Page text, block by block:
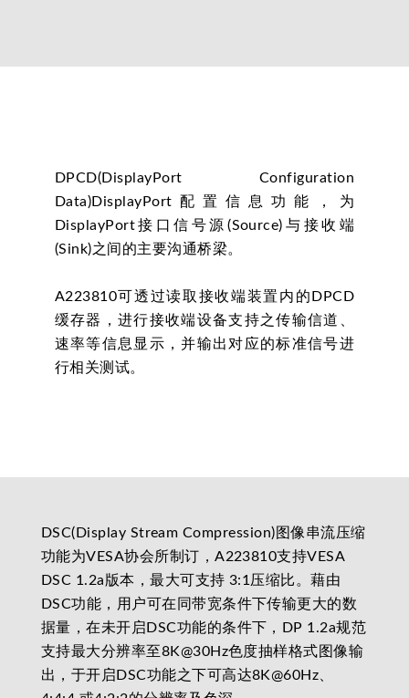
DPCD(DisplayPort Configuration
Data)DisplayPort配置信息功能，为
DisplayPort接口信号源(Source)与接收端
(Sink)之间的主要沟通桥梁。
A223810可透过读取接收端装置内的DPCD
缓存器，进行接收端设备支持之传输信道、
速率等信息显示，并输出对应的标准信号进
行相关测试。
DSC(Display Stream Compression)图像串流压缩
功能为VESA协会所制订，A223810支持VESA
DSC 1.2a版本，最大可支持 3:1压缩比。藉由
DSC功能，用户可在同带宽条件下传输更大的数
据量，在未开启DSC功能的条件下，DP 1.2a规范
支持最大分辨率至8K@30Hz色度抽样格式图像输
出，于开启DSC功能之下可高达8K@60Hz、